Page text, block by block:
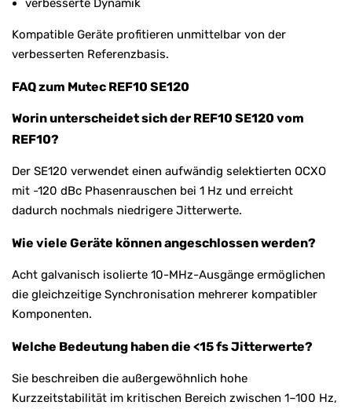
Kompatible Geräte profitieren unmittelbar von der
verbesserten Referenzbasis.
FAQ zum Mutec REF10 SE120
Worin unterscheidet sich der REF10 SE120 vom
REF10?
Der SE120 verwendet einen aufwändig selektierten OCXO
mit -120 dBc Phasenrauschen bei 1 Hz und erreicht
dadurch nochmals niedrigere Jitterwerte.
Wie viele Geräte können angeschlossen werden?
Acht galvanisch isolierte 10-MHz-Ausgänge ermöglichen
die gleichzeitige Synchronisation mehrerer kompatibler
Komponenten.
Welche Bedeutung haben die <15 fs Jitterwerte?
Sie beschreiben die außergewöhnlich hohe
Kurzzeitstabilität im kritischen Bereich zwischen 1–100 Hz,